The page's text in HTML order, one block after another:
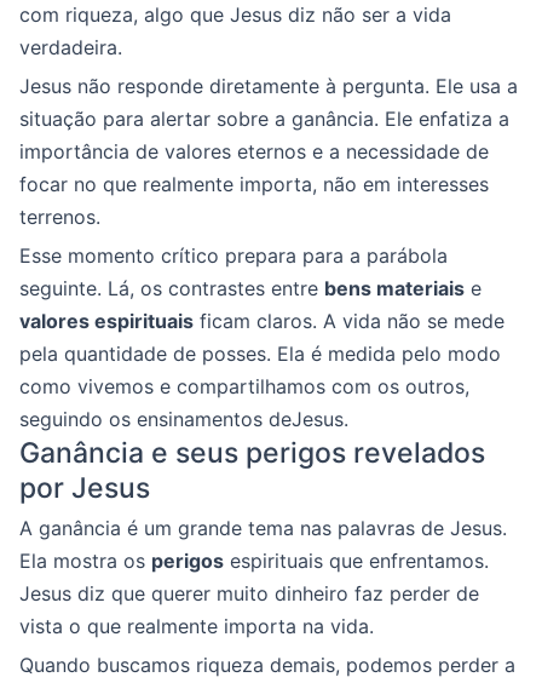
com riqueza, algo que Jesus diz não ser a vida
verdadeira.
Jesus não responde diretamente à pergunta. Ele usa a
situação para alertar sobre a ganância. Ele enfatiza a
importância de valores eternos e a necessidade de
focar no que realmente importa, não em interesses
terrenos.
Esse momento crítico prepara para a parábola
seguinte. Lá, os contrastes entre bens materiais e
valores espirituais ficam claros. A vida não se mede
pela quantidade de posses. Ela é medida pelo modo
como vivemos e compartilhamos com os outros,
seguindo os ensinamentos deJesus.
Ganância e seus perigos revelados
por Jesus
A ganância é um grande tema nas palavras de Jesus.
Ela mostra os perigos espirituais que enfrentamos.
Jesus diz que querer muito dinheiro faz perder de
vista o que realmente importa na vida.
Quando buscamos riqueza demais, podemos perder a